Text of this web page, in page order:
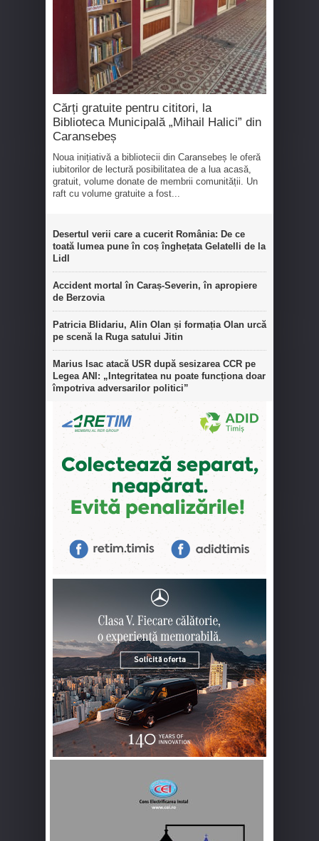
Cărți gratuite pentru cititori, la
Biblioteca Municipală „Mihail Halici” din
Caransebeș
Noua inițiativă a bibliotecii din Caransebeș le oferă
iubitorilor de lectură posibilitatea de a lua acasă,
gratuit, volume donate de membrii comunității. Un
raft cu volume gratuite a fost...
Desertul verii care a cucerit România: De ce
toată lumea pune în coș înghețata Gelatelli de la
Lidl
Accident mortal în Caraș-Severin, în apropiere
de Berzovia
Patricia Blidariu, Alin Olan și formația Olan urcă
pe scenă la Ruga satului Jitin
Marius Isac atacă USR după sesizarea CCR pe
Legea ANI: „Integritatea nu poate funcționa doar
împotriva adversarilor politici”